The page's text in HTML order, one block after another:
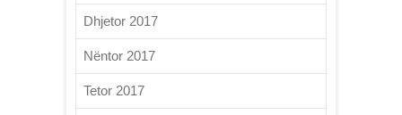
Dhjetor 2017
Nëntor 2017
Tetor 2017